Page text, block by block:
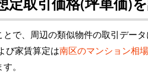
で、周辺の類似物件の取引デー
び家賃算定は南区のマンション相場
。